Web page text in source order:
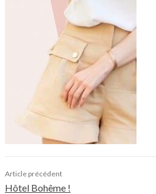
Article précédent
Hôtel Bohême !